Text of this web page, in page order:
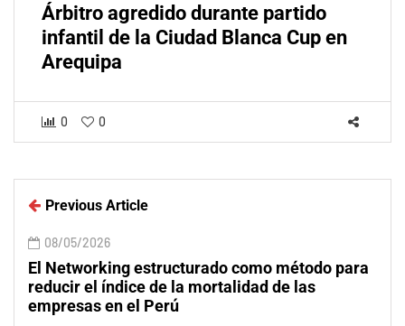
Árbitro agredido durante partido
infantil de la Ciudad Blanca Cup en
Arequipa
0 0
Previous Article
08/05/2026
El Networking estructurado como método para
reducir el índice de la mortalidad de las
empresas en el Perú